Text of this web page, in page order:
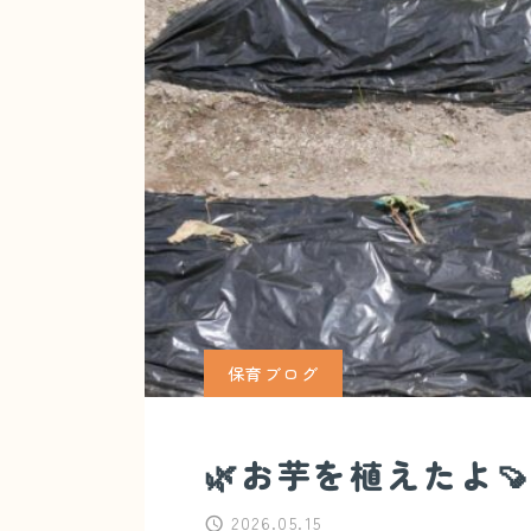
保育ブログ
🌿お芋を植えたよ
2026.05.15